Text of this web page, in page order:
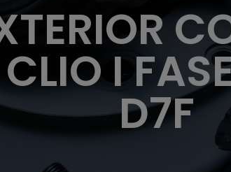
CLIO I
D7F